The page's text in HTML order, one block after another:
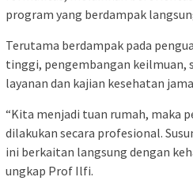
program yang berdampak
Terutama berdampak pada
tinggi, pengembangan keilmuan,
layanan dan kajian kesehatan
“Kita menjadi tuan rumah, maka
dilakukan secara profesional.
ini berkaitan langsung dengan
ungkap Prof Ilfi.